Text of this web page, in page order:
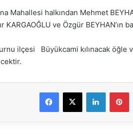
Mahallesi halkından Mehmet
KARGAOĞLU ve Özgür BEYHAN’ın
ilçesi Büyükcami kılınacak öğle
Facebook
X LinkedIn